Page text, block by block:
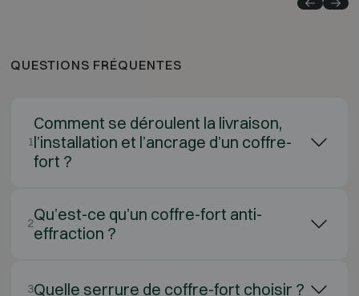
QUESTIONS FRÉQUENTES
1
Comment se déroulent la livraison,
l’installation et l’ancrage d’un coffre-
fort ?
2Qu’est-ce qu’un coffre-fort anti-
effraction ?
3Quelle serrure de coffre-fort choisir ?